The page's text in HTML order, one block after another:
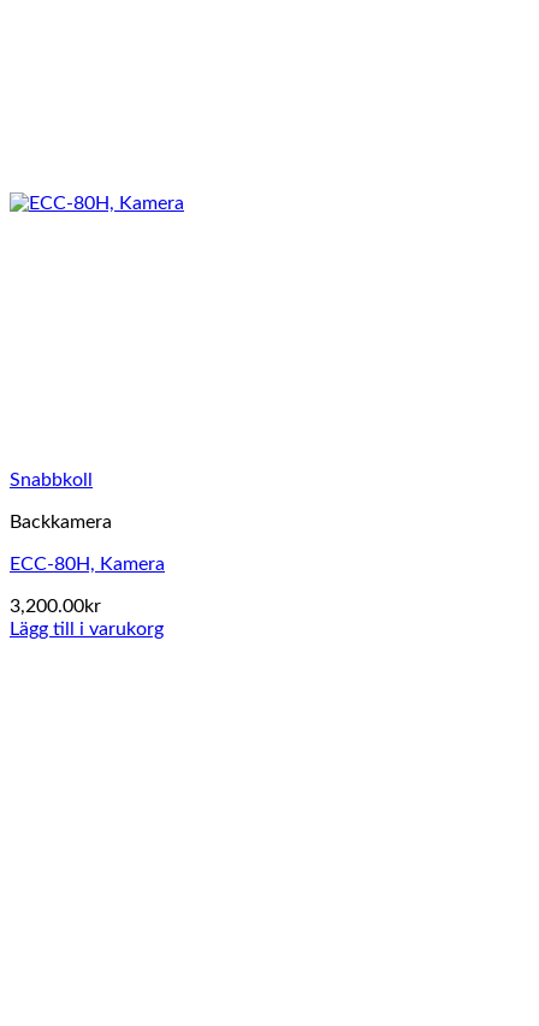
Snabbkoll
Backkamera
ECC-80H, Kamera
3,200.00kr
Lägg till i varukorg